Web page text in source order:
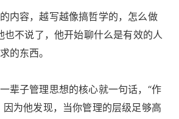
内容，越写越像搞哲学的，怎么做
也不说了，他开始聊什么是有效的人
的东西。
辈子管理思想的核心就一句话，“作
因为他发现，当你管理的层级足够高